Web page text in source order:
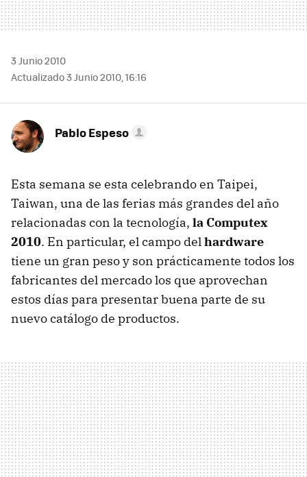
3 Junio 2010
Actualizado 3 Junio 2010, 16:16
Pablo Espeso
Esta semana se esta celebrando en Taipei,
Taiwan, una de las ferias más grandes del año
relacionadas con la tecnología, la Computex
2010. En particular, el campo delhardware
tiene un gran peso y son prácticamente todos los
fabricantes del mercado los que aprovechan
estos días para presentar buena parte de su
nuevo catálogo de productos.